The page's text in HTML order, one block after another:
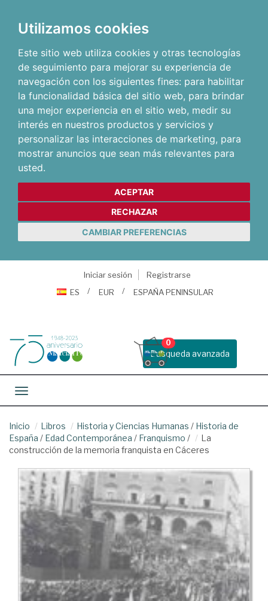
Utilizamos cookies
Este sitio web utiliza cookies y otras tecnologías
de seguimiento para mejorar su experiencia de
navegación con los siguientes fines: para habilitar
la funcionalidad básica del sitio web, para brindar
una mejor experiencia en el sitio web, medir su
interés en nuestros productos y servicios y
personalizar las interacciones de marketing, para
mostrar anuncios que sean más relevantes para
usted.
ACEPTAR
RECHAZAR
CAMBIAR PREFERENCIAS
Iniciar sesión
Registrarse
ES
EUR ESPAÑA PENINSULAR
Busqueda avanzada
0
Toggle navigation
Inicio Libros Historia y Ciencias Humanas / Historia de
España / Edad Contemporánea / Franquismo /
La
construcción de la memoria franquista en Cáceres